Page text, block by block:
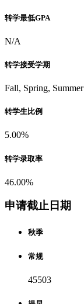
转学最低GPA
N/A
转学接受学期
Fall, Spring, Summer
转学生比例
5.00%
转学录取率
46.00%
申请截止日期
秋季
常规
45503